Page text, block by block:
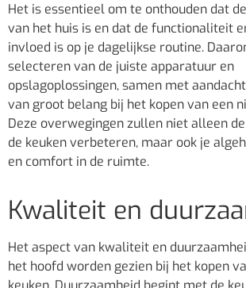
Het is essentieel om te onthouden dat
van het huis is en dat de functionaliteit
invloed is op je dagelijkse routine.
selecteren van de juiste apparatuur en
opslagoplossingen, samen met
van groot belang bij het kopen van een
Deze overwegingen zullen niet alleen
de keuken verbeteren, maar ook je
en comfort in de ruimte.
Kwaliteit en
Het aspect van kwaliteit en
het hoofd worden gezien bij het kopen